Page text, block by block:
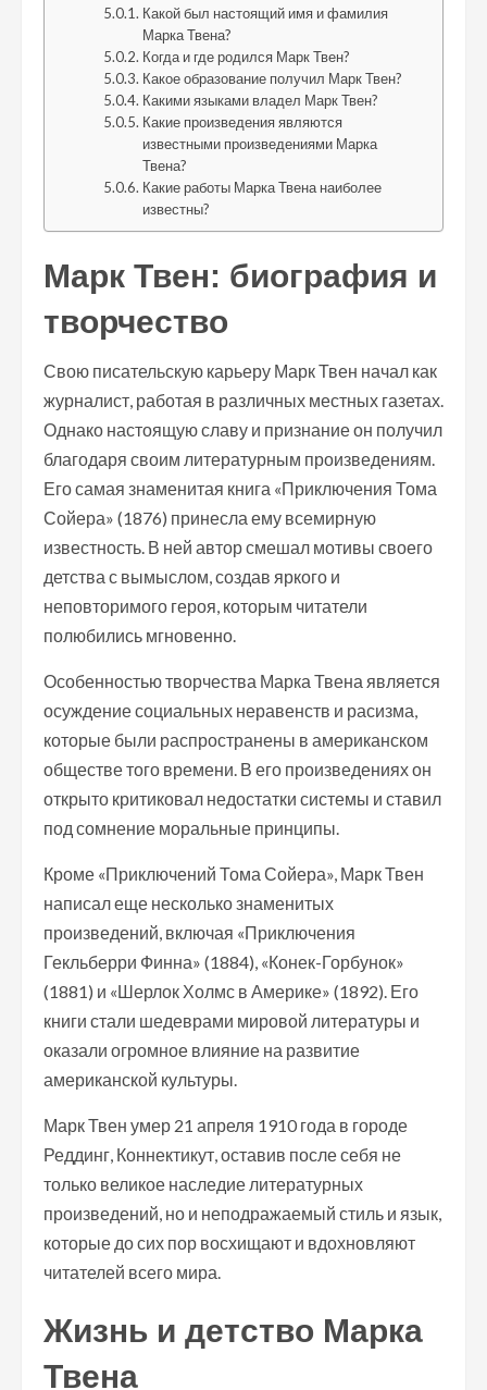
Какой был настоящий имя и фамилия
Марка Твена?
Когда и где родился Марк Твен?
Какое образование получил Марк Твен?
Какими языками владел Марк Твен?
Какие произведения являются
известными произведениями Марка
Твена?
Какие работы Марка Твена наиболее
известны?
Марк Твен: биография и
творчество
Свою писательскую карьеру Марк Твен начал как
журналист, работая в различных местных газетах.
Однако настоящую славу и признание он получил
благодаря своим литературным произведениям.
Его самая знаменитая книга «Приключения Тома
Сойера» (1876) принесла ему всемирную
известность. В ней автор смешал мотивы своего
детства с вымыслом, создав яркого и
неповторимого героя, которым читатели
полюбились мгновенно.
Особенностью творчества Марка Твена является
осуждение социальных неравенств и расизма,
которые были распространены в американском
обществе того времени. В его произведениях он
открыто критиковал недостатки системы и ставил
под сомнение моральные принципы.
Кроме «Приключений Тома Сойера», Марк Твен
написал еще несколько знаменитых
произведений, включая «Приключения
Гекльберри Финна» (1884), «Конек-Горбунок»
(1881) и «Шерлок Холмс в Америке» (1892). Его
книги стали шедеврами мировой литературы и
оказали огромное влияние на развитие
американской культуры.
Марк Твен умер 21 апреля 1910 года в городе
Реддинг, Коннектикут, оставив после себя не
только великое наследие литературных
произведений, но и неподражаемый стиль и язык,
которые до сих пор восхищают и вдохновляют
читателей всего мира.
Жизнь и детство Марка
Твена